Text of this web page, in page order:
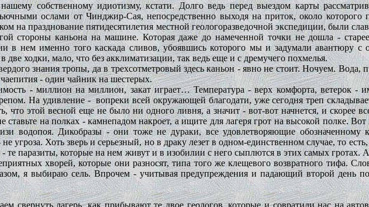
собственному идиотизму, кстати. Долго ведь перед выездом карты
ослами от Чинджир-Сая, непосредственно выходя на приток, около которого
на празднование пятидесятилетия местной геологоразведочной экспедиции, были
стороны каньона на машине. Которая даже до намеченной точки не дошла -
в нем именно того каскада сливов, убоявшись которого мы и задумали авантюру с
две ходки, мало, что без акклиматизации, так ведь еще и с дремучего похмелья.
знания тропы, да в трехсотметровый здесь каньон - явно не стоит. Ночуем. Вода,
чаепития - один чайник на шестерых.
- миллион на миллион, закат играет… Температура - верх комфорта, ветерок -
На удивление - вопреки всей окружающей благодати, уже сегодня треп
что этой весной еще не было ни одного ливня, а значит - вот-вот начнется, и скорее
ставьте на полках - камнепадом накроет, а ищите для лагеря грот на высокой полке.
водопоя. Дикобразы - они тоже не дураки, все удовлетворяющие обозначенному
угроза. Хоть зверь и серьезный, но в драку лезет в одном-единственном случае, то
- те паразиты, которые на нем живут и в изобилии с него сыплются в этих самых гротах.
хворей, которые они разносят, типа того же клещевого возвратного тифа.
я выбираю сель. Впрочем - учитывая предупреждения и падающий второй день
свернуть лагерь, как прибывают те двое геологов, которые и совратили нас на